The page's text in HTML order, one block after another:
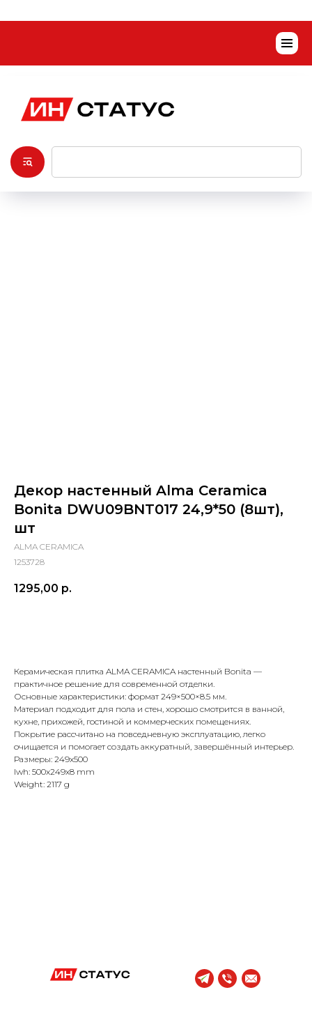
Декор настенный Alma Ceramica
Bonita DWU09BNT017 24,9*50 (8шт),
шт
ALMA CERAMICA
1253728
1295,00 р.
Керамическая плитка ALMA CERAMICA настенный Bonita —
практичное решение для современной отделки.
Основные характеристики: формат 249×500×8.5 мм.
Материал подходит для пола и стен, хорошо смотрится в ванной,
кухне, прихожей, гостиной и коммерческих помещениях.
Покрытие рассчитано на повседневную эксплуатацию, легко
очищается и помогает создать аккуратный, завершённый интерьер.
Размеры: 249x500
lwh: 500x249x8 mm
Weight: 2117 g